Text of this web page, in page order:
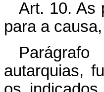
Art. 10. As
para a
autarquias,